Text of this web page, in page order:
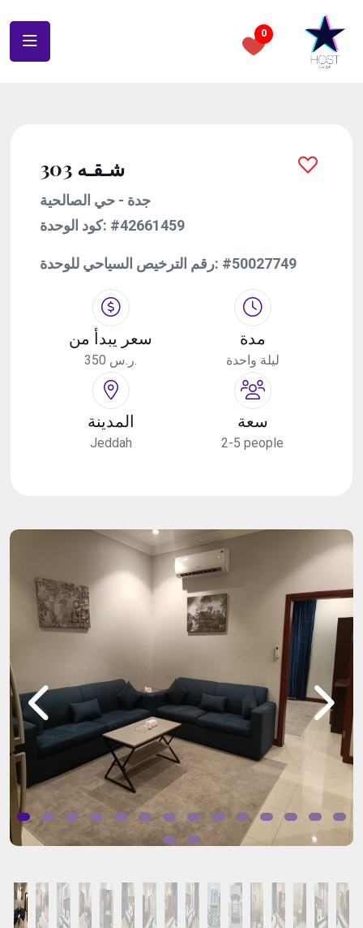
0
شـقـه 303
جدة - حي الصالحية
كود الوحدة: #42661459
رقم الترخيص السياحي للوحدة: #50027749
سعر يبدأ من
350 ر.س.
مدة
ليلة واحدة
المدينة
Jeddah
سعة
2-5 people